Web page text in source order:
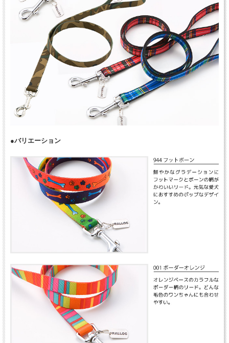
●バリエーション